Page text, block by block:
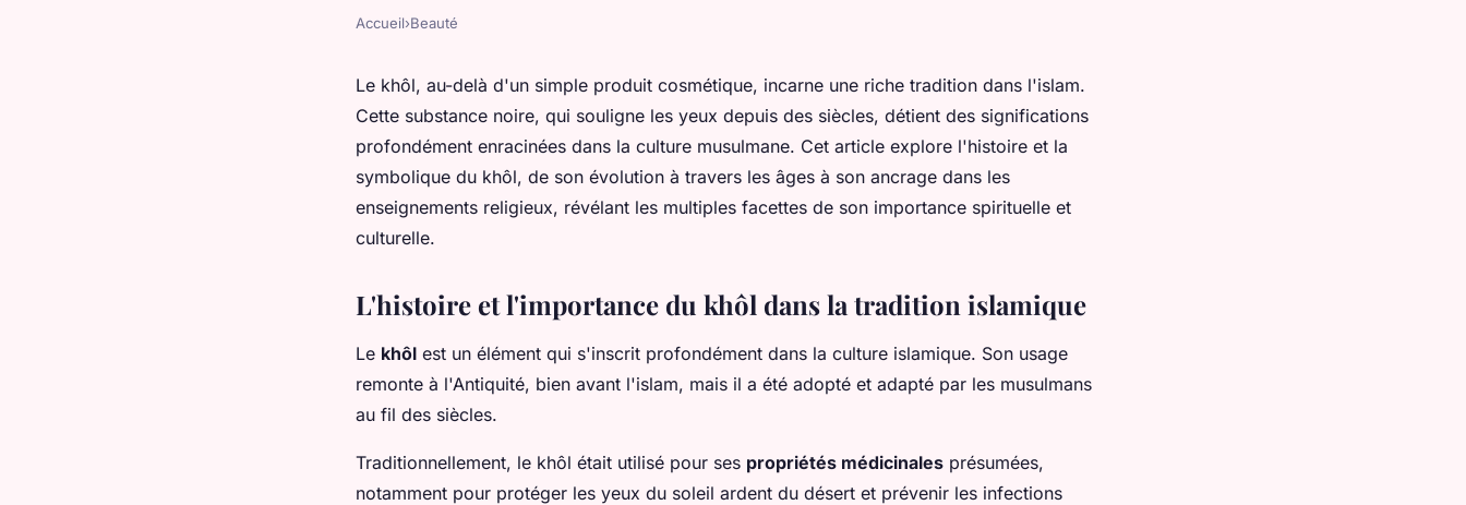
Signification du khôl en Islam : les
points à retenir
Accueil›Beauté
Le khôl, au-delà d'un simple produit cosmétique, incarne une riche tradition dans l'islam.
Cette substance noire, qui souligne les yeux depuis des siècles, détient des significations
profondément enracinées dans la culture musulmane. Cet article explore l'histoire et la
symbolique du khôl, de son évolution à travers les âges à son ancrage dans les
enseignements religieux, révélant les multiples facettes de son importance spirituelle et
culturelle.
L'histoire et l'importance du khôl dans la tradition islamique
Le khôl est un élément qui s'inscrit profondément dans la culture islamique. Son usage
remonte à l'Antiquité, bien avant l'islam, mais il a été adopté et adapté par les musulmans
au fil des siècles.
Traditionnellement, le khôl était utilisé pour ses propriétés médicinales présumées,
notamment pour protéger les yeux du soleil ardent du désert et prévenir les infections